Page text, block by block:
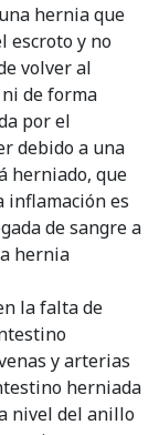
hernia que
escroto y no
volver al
de forma
por el
debido a una
herniado, que
inflamación es
de sangre a
hernia
la falta de
y arterias
herniada
nivel del anillo